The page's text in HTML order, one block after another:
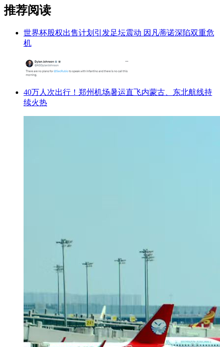
推荐阅读
世界杯股权出售计划引发足坛震动 因凡蒂诺深陷双重危
机
40万人次出行！郑州机场暑运直飞内蒙古、东北航线持
续火热